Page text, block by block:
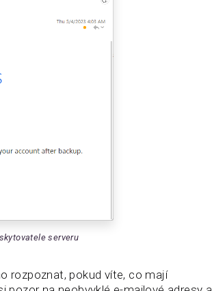
serveru
rozpoznat, pokud víte, co mají